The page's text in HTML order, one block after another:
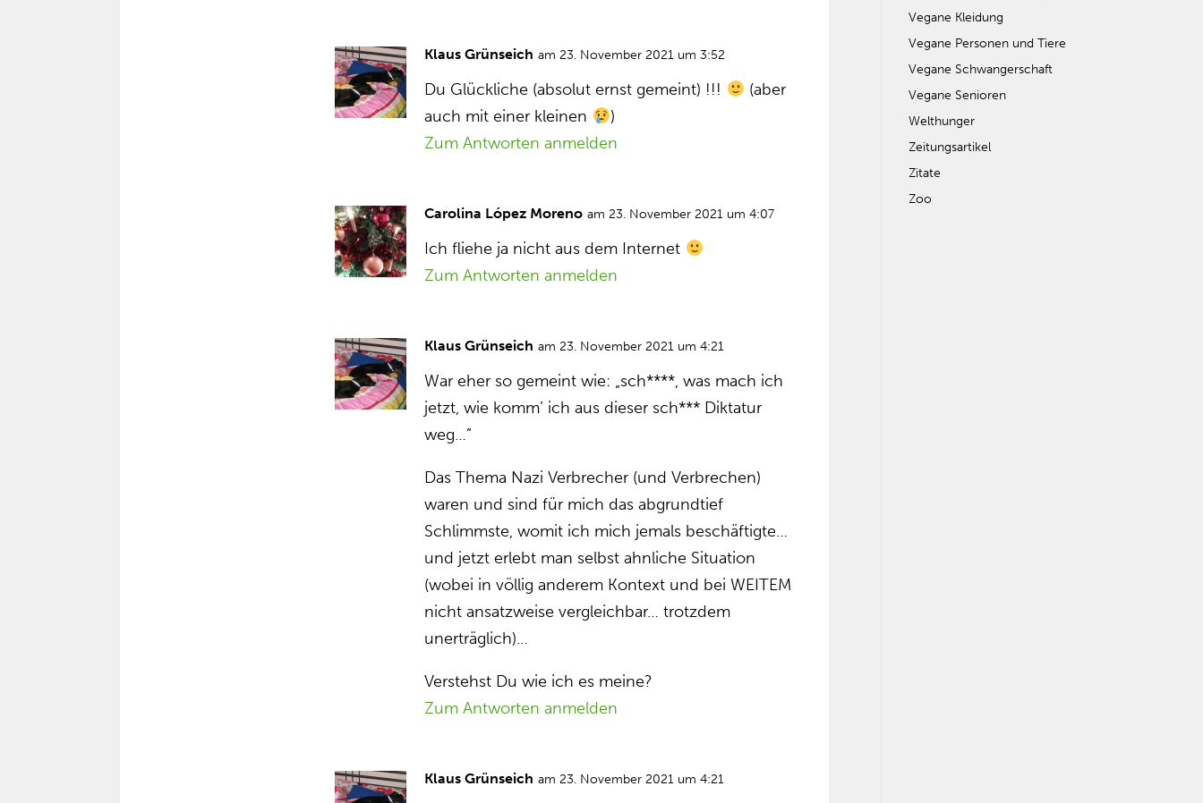
Klaus Grünseich am 23. November 2021 um 3:52
Du Glückliche (absolut ernst gemeint) !!!
(aber
auch mit einer kleinen
)
Zum Antworten anmelden
Carolina López Moreno am 23. November 2021 um 4:07
Ich fliehe ja nicht aus dem Internet
Zum Antworten anmelden
Klaus Grünseich am 23. November 2021 um 4:21
War eher so gemeint wie: „sch****, was mach ich
jetzt, wie komm’ ich aus dieser sch*** Diktatur
weg…”
Das Thema Nazi Verbrecher (und Verbrechen)
waren und sind für mich das abgrundtief
Schlimmste, womit ich mich jemals beschäftigte…
und jetzt erlebt man selbst ahnliche Situation
(wobei in völlig anderem Kontext und bei WEITEM
nicht ansatzweise vergleichbar… trotzdem
unerträglich)…
Verstehst Du wie ich es meine?
Zum Antworten anmelden
Klaus Grünseich am 23. November 2021 um 4:21
Vegane Kleidung
Vegane Personen und Tiere
Vegane Schwangerschaft
Vegane Senioren
Welthunger
Zeitungsartikel
Zitate
Zoo